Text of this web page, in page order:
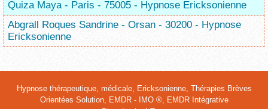
Quiza Maya - Paris - 75005 - Hypnose Ericksonienne
Abgrall Roques Sandrine - Orsan - 30200 - Hypnose
Ericksonienne
Hypnose thérapeutique, médicale, Ericksonienne, Thérapies Brèves
Orientées Solution, EMDR - IMO ®, EMDR Intégrative